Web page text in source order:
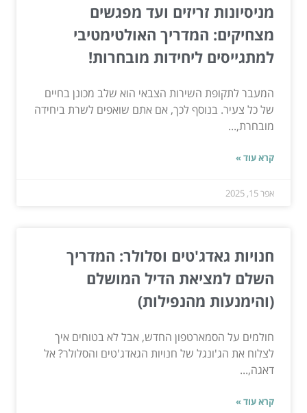
מניסיונות זריזים ועד מפגשים
מצחיקים: המדריך האולטימטיבי
למתגייסים ליחידות מובחרות!
המעבר לתקופת השירות הצבאי הוא שלב מכונן בחיים
של כל צעיר. בנוסף לכך, אם אתם שואפים לשרת ביחידה
מובחרת,...
קרא עוד »
אפר 15, 2025
חנויות גאדג'טים וסלולר: המדריך
השלם למציאת הדיל המושלם
(והימנעות מהנפילות)
חולמים על הסמארטפון החדש, אבל לא בטוחים איך
לצלוח את הג'ונגל של חנויות הגאדג'טים והסלולר? אל
דאגה,...
קרא עוד »